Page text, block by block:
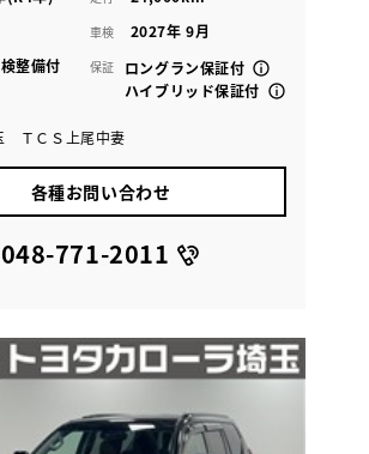
車検 2027年 9月
整備付 保証
ロングラン保証付
ハイブリッド保証付
ＴＣＳ上尾中妻
各種お問い合わせ
048-771-2011